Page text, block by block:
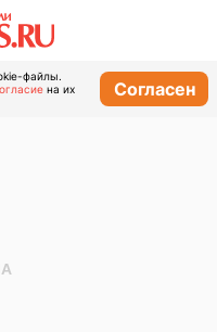
файлы.
на их
Согласен